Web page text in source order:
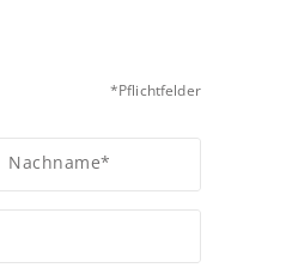
*Pflichtfelder
Nachname*